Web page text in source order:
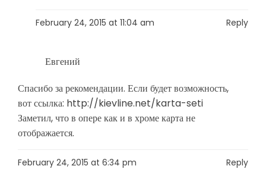
February 24, 2015 at 11:04 am Reply
Евгений
Спасибо за рекомендации. Если будет возможность,
вот ссылка: http://kievline.net/karta-seti
Заметил, что в опере как и в хроме карта не
отображается.
February 24, 2015 at 6:34 pm Reply